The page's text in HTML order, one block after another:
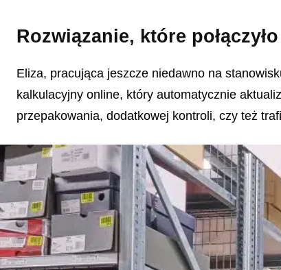
Rozwiązanie, które
Eliza, pracująca jeszcze niedawno na
kalkulacyjny online, który automatycznie
przepakowania, dodatkowej kontroli, czy też